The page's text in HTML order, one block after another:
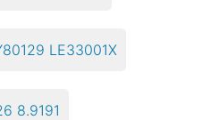
LE33001X
8.9191